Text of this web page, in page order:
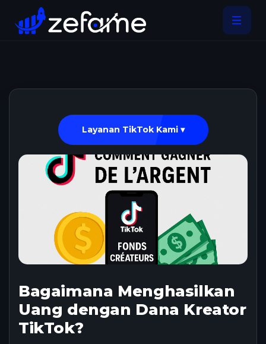
Layanan TikTok Kami ▾
Bagaimana Menghasilkan
Uang dengan Dana Kreator
TikTok?